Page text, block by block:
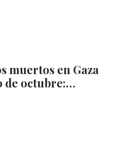
muertos en Gaza
de octubre:…